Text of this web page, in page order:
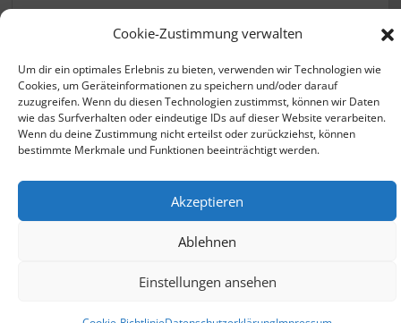
Cookie-Zustimmung verwalten
Um dir ein optimales Erlebnis zu bieten, verwenden wir Technologien wie
Cookies, um Geräteinformationen zu speichern und/oder darauf
zuzugreifen. Wenn du diesen Technologien zustimmst, können wir Daten
wie das Surfverhalten oder eindeutige IDs auf dieser Website verarbeiten.
Wenn du deine Zustimmung nicht erteilst oder zurückziehst, können
bestimmte Merkmale und Funktionen beeinträchtigt werden.
Akzeptieren
Ablehnen
Einstellungen ansehen
Impressum